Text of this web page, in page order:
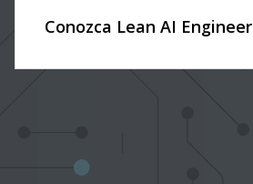
Conozca Lean AI Engineer